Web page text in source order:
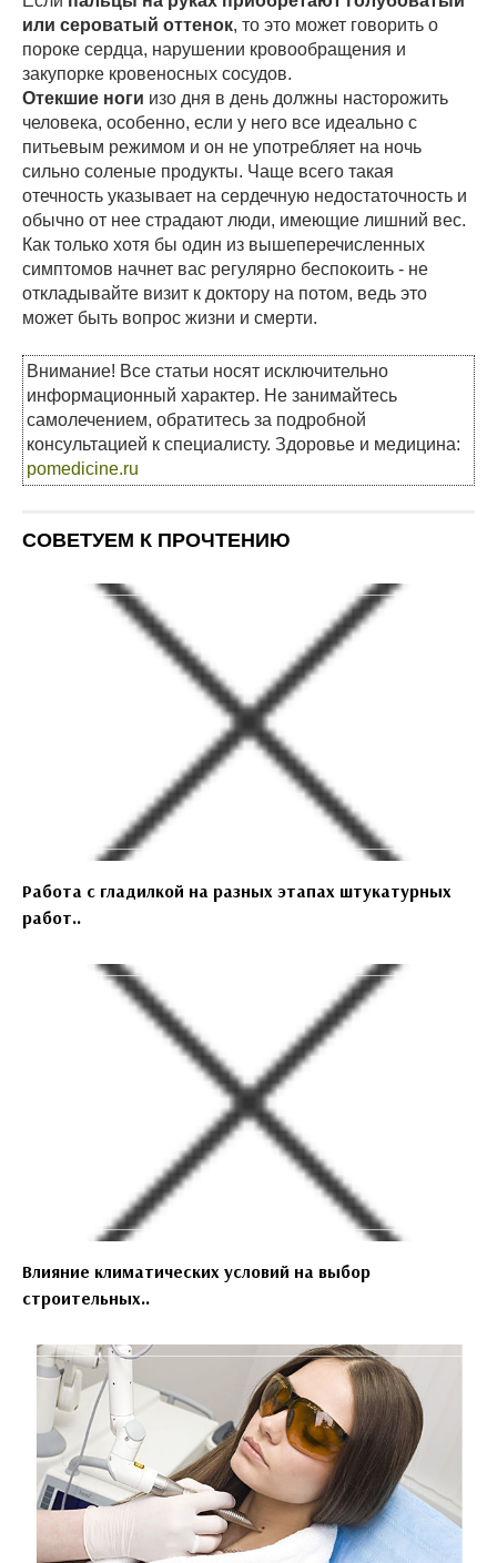
или сероватый оттенок, то это может говорить о
пороке сердца, нарушении кровообращения и
закупорке кровеносных сосудов.
Отекшие ноги изо дня в день должны насторожить
человека, особенно, если у него все идеально с
питьевым режимом и он не употребляет на ночь
сильно соленые продукты. Чаще всего такая
отечность указывает на сердечную недостаточность и
обычно от нее страдают люди, имеющие лишний вес.
Как только хотя бы один из вышеперечисленных
симптомов начнет вас регулярно беспокоить - не
откладывайте визит к доктору на потом, ведь это
может быть вопрос жизни и смерти.
Внимание! Все статьи носят исключительно
информационный характер. Не занимайтесь
самолечением, обратитесь за подробной
консультацией к специалисту. Здоровье и медицина:
pomedicine.ru
СОВЕТУЕМ К ПРОЧТЕНИЮ
Работа с гладилкой на разных этапах штукатурных
работ..
Влияние климатических условий на выбор
строительных..